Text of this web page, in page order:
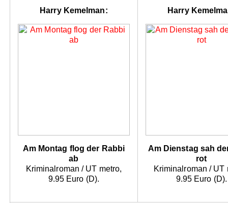
Harry Kemelman:
Am Montag flog der Rabbi
ab
Kriminalroman / UT metro,
9.95 Euro (D).
Harry
Am Dienstag sah
rot
Kriminalroman / UT
9.95 Euro (D).